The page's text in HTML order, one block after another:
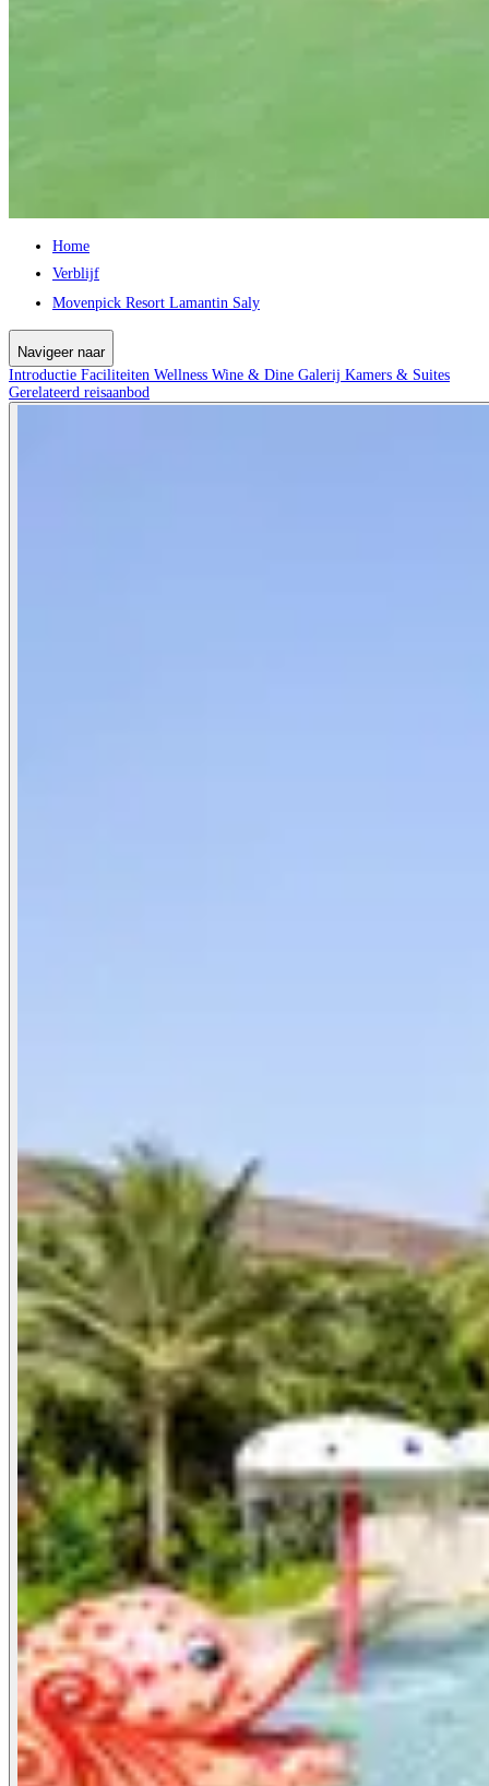
Home
Verblijf
Movenpick Resort Lamantin Saly
Navigeer naar
Introductie Faciliteiten Wellness Wine & Dine Galerij Kamers & Suites
Gerelateerd reisaanbod